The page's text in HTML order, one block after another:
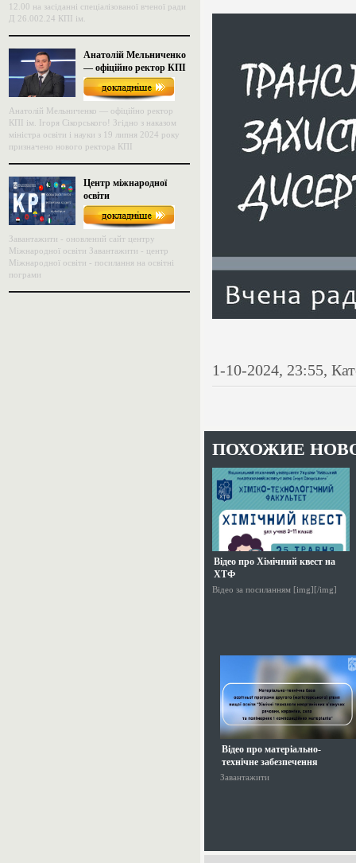
12.00 на засіданні спеціалізованої вченої ради
Д 26.002.24 КПІ ім.
Анатолій Мельниченко
— офіційно ректор КПІ
ім. Ігоря Сікорського!
Анатолій Мельниченко — офіційно ректор
КПІ ім. Ігоря Сікорського! Згідно з наказом
міністра освіти і науки з 19 липня 2024 року
призначено нового ректора КПІ
Центр міжнародної
освіти
Завантажити - оновлений сайт центру
Міжнародної освіти Завантажити - центр
Міжнародної освіти - посилання на освітні
пограми
1-10-2024, 23:55,
ПОХОЖИЕ
Відео про Хімічний квест на
ХТФ
Відео за посиланням [img][/img]
Відео про матеріально-
технічне забезпечення
магістерської ОПП
Завантажити